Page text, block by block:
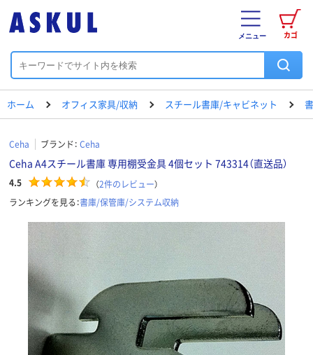
カゴ
メニュー
ホーム オフィス家具/収納 スチール書庫/キャビネット
Ceha ブランド： Ceha
Ceha A4スチール書庫 専用棚受金具 4個セット 743314（直送品）
4.5 （2件のレビュー）
ランキングを見る：書庫/保管庫/システム収納